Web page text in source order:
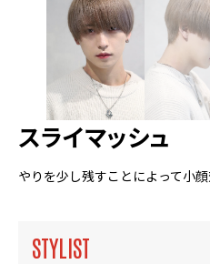
スライマッシュ
やりを少し残すことによって小
STYLIST